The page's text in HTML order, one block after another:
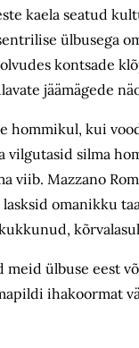
kaela seatud
ülbusega
kontsade
jäämägede
hommikul, kui
silma
viib. Mazzano
omanikku
ülbuse eest
ihakoormat